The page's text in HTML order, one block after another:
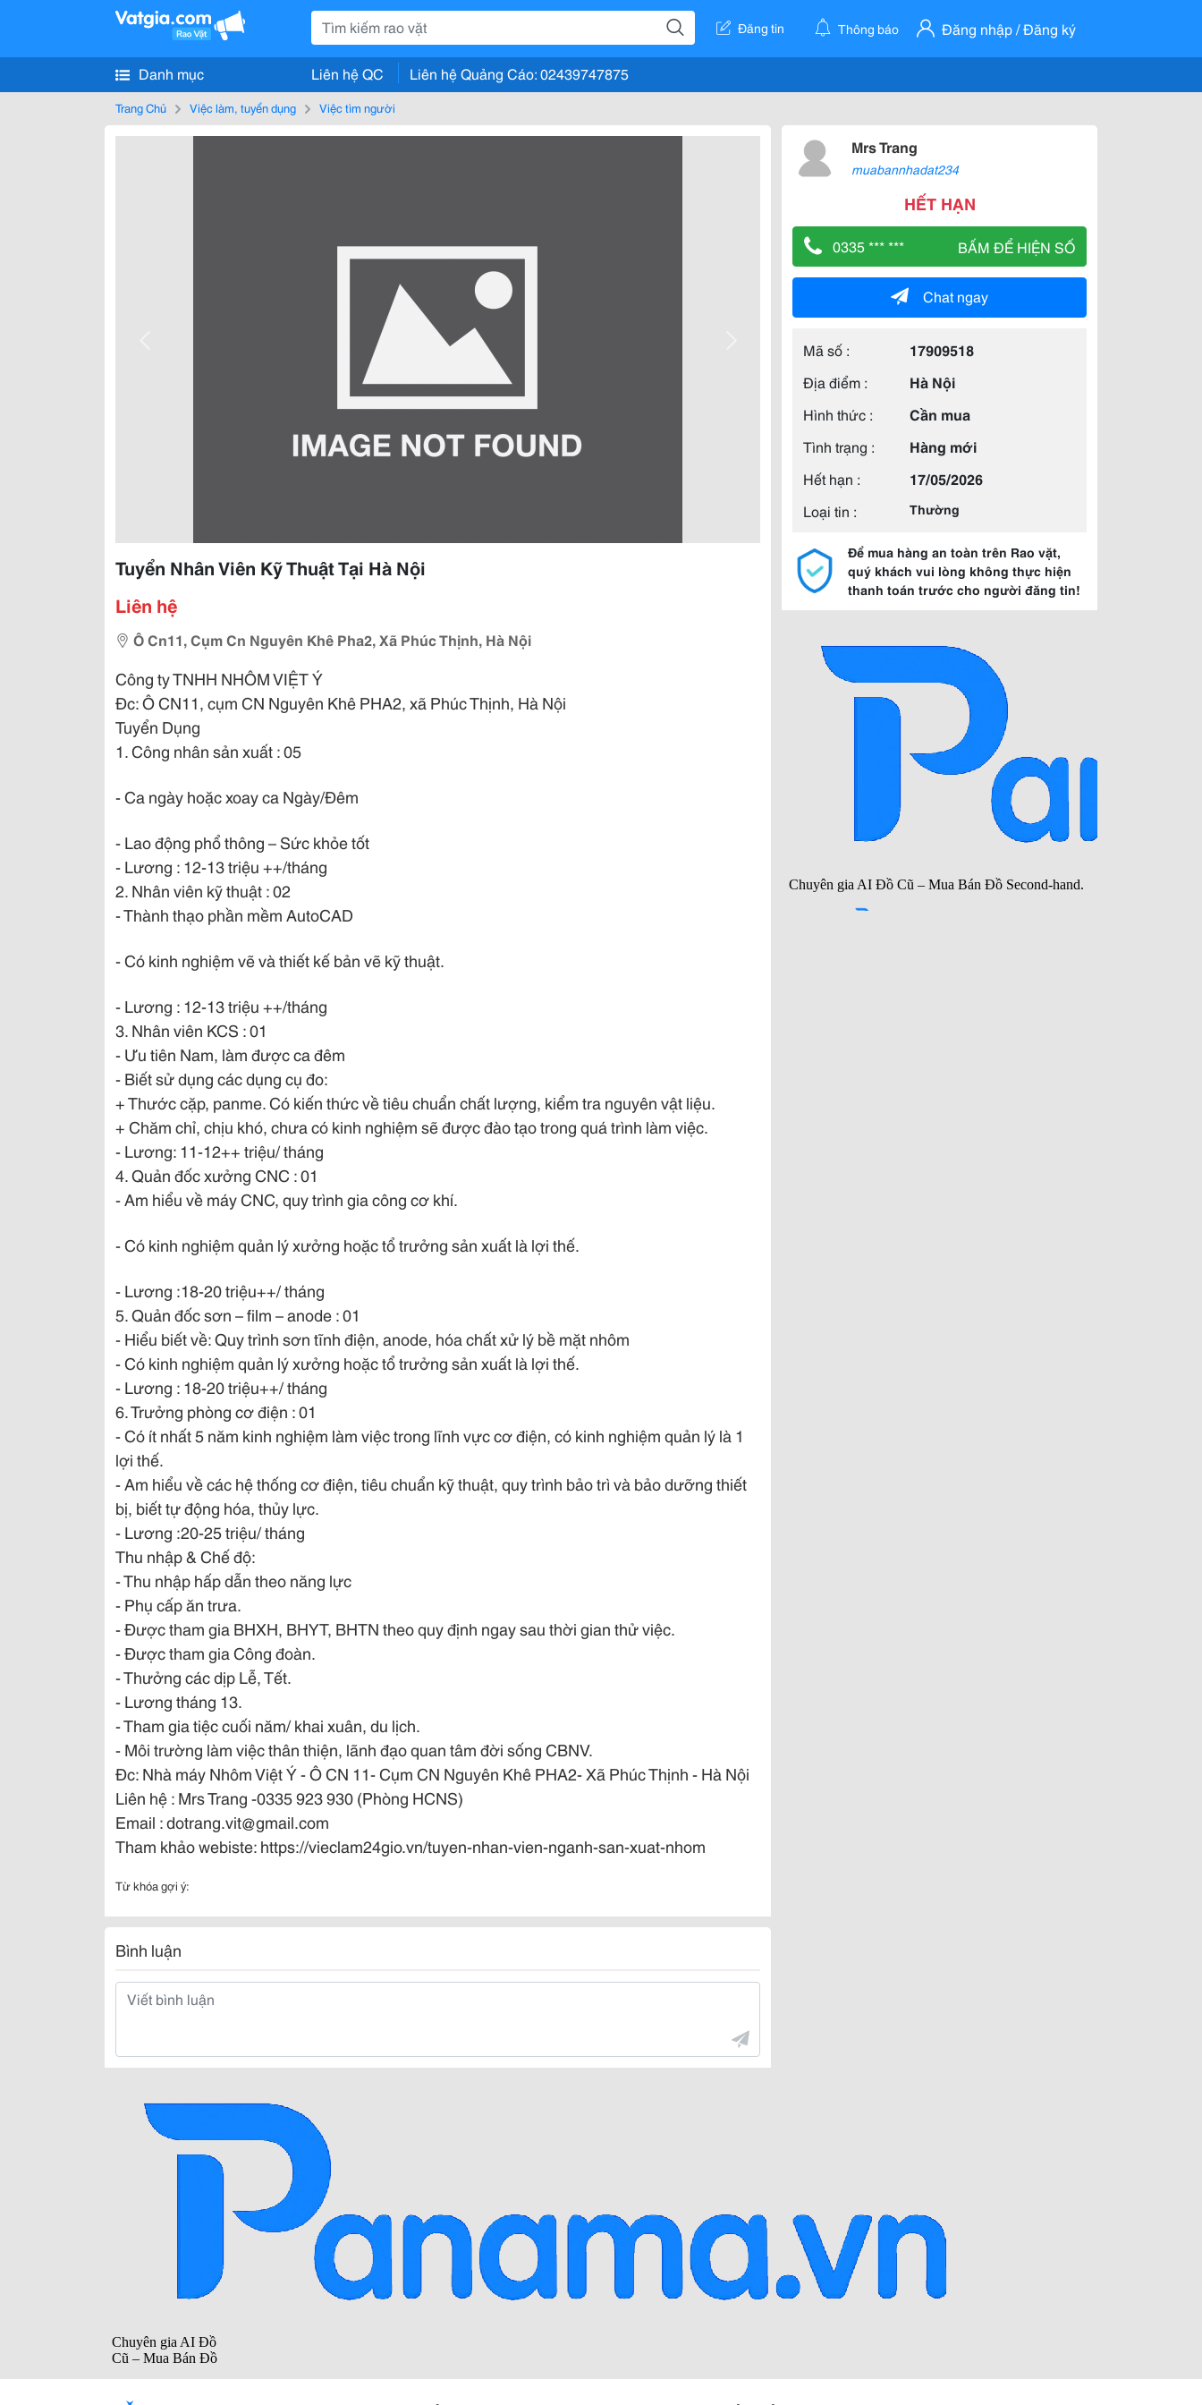
Đăng tin Thông báo Đăng nhập / Đăng ký
Danh mục Liên hệ QC Liên hệ Quảng Cáo: 02439747875
Trang Chủ Việc làm, tuyển dụng Việc tìm người
Tuyển Nhân Viên Kỹ Thuật Tại Hà Nội
Liên hệ
Ô Cn11, Cụm Cn Nguyên Khê Pha2, Xã Phúc Thịnh, Hà Nội
Công ty TNHH NHÔM VIỆT Ý
Đc: Ô CN11, cụm CN Nguyên Khê PHA2, xã Phúc Thịnh, Hà Nội
Tuyển Dụng
1. Công nhân sản xuất : 05
- Ca ngày hoặc xoay ca Ngày/Đêm
- Lao động phổ thông – Sức khỏe tốt
- Lương : 12-13 triệu ++/tháng
2. Nhân viên kỹ thuật : 02
- Thành thạo phần mềm AutoCAD
- Có kinh nghiệm vẽ và thiết kế bản vẽ kỹ thuật.
- Lương : 12-13 triệu ++/tháng
3. Nhân viên KCS : 01
- Ưu tiên Nam, làm được ca đêm
- Biết sử dụng các dụng cụ đo:
+ Thước cặp, panme. Có kiến thức về tiêu chuẩn chất lượng, kiểm tra nguyên vật liệu.
+ Chăm chỉ, chịu khó, chưa có kinh nghiệm sẽ được đào tạo trong quá trình làm việc.
- Lương: 11-12++ triệu/ tháng
4. Quản đốc xưởng CNC : 01
- Am hiểu về máy CNC, quy trình gia công cơ khí.
- Có kinh nghiệm quản lý xưởng hoặc tổ trưởng sản xuất là lợi thế.
- Lương :18-20 triệu++/ tháng
5. Quản đốc sơn – film – anode : 01
- Hiểu biết về: Quy trình sơn tĩnh điện, anode, hóa chất xử lý bề mặt nhôm
- Có kinh nghiệm quản lý xưởng hoặc tổ trưởng sản xuất là lợi thế.
- Lương : 18-20 triệu++/ tháng
6. Trưởng phòng cơ điện : 01
- Có ít nhất 5 năm kinh nghiệm làm việc trong lĩnh vực cơ điện, có kinh nghiệm quản lý là 1
lợi thế.
- Am hiểu về các hệ thống cơ điện, tiêu chuẩn kỹ thuật, quy trình bảo trì và bảo dưỡng thiết
bị, biết tự động hóa, thủy lực.
- Lương :20-25 triệu/ tháng
Thu nhập & Chế độ:
- Thu nhập hấp dẫn theo năng lực
- Phụ cấp ăn trưa.
- Được tham gia BHXH, BHYT, BHTN theo quy định ngay sau thời gian thử việc.
- Được tham gia Công đoàn.
- Thưởng các dịp Lễ, Tết.
- Lương tháng 13.
- Tham gia tiệc cuối năm/ khai xuân, du lịch.
- Môi trường làm việc thân thiện, lãnh đạo quan tâm đời sống CBNV.
Đc: Nhà máy Nhôm Việt Ý - Ô CN 11- Cụm CN Nguyên Khê PHA2- Xã Phúc Thịnh - Hà Nội
Liên hệ : Mrs Trang -0335 923 930 (Phòng HCNS)
Email : dotrang.vit@gmail.com
Tham khảo webiste: https://vieclam24gio.vn/tuyen-nhan-vien-nganh-san-xuat-nhom
Từ khóa gợi ý:
Bình luận
Mrs Trang
muabannhadat234
HẾT HẠN
0335 *** *** BẤM ĐỂ HIỆN SỐ
Chat ngay
Mã số :
17909518
Địa điểm :
Hà Nội
Hình thức :
Cần mua
Tình trạng :
Hàng mới
Hết hạn :
17/05/2026
Loại tin :
Thường
Để mua hàng an toàn trên Rao vặt,
quý khách vui lòng không thực hiện
thanh toán trước cho người đăng tin!